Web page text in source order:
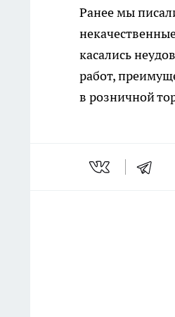
Ранее мы
касались
работ,
в розничной